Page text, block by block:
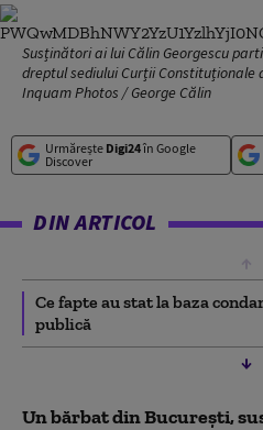
Susținători ai lui Călin Georgescu
dreptul sediului Curții Constituționale
Inquam Photos / George Călin
Urmărește Digi24în Google
Discover
DIN ARTICOL
Ce fapte au stat la baza
publică
Un bărbat din București,